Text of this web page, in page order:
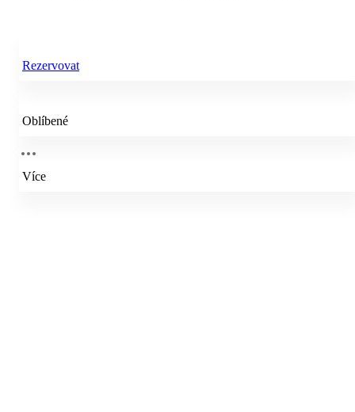
Rezervovat
Oblíbené
Více